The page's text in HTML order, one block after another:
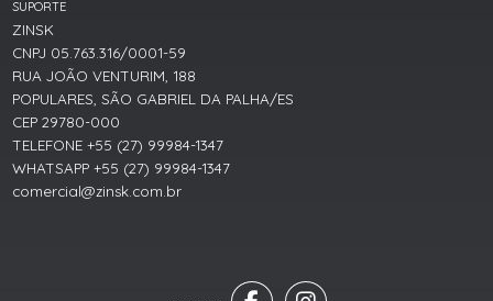
SUPORTE
ZINSK
CNPJ 05.763.316/0001-59
RUA JOÃO VENTURIM, 188
POPULARES, SÃO GABRIEL DA PALHA/ES
CEP 29780-000
TELEFONE +55 (27) 99984-1347
WHATSAPP +55 (27) 99984-1347
comercial@zinsk.com.br